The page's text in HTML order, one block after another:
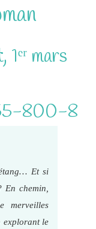
mars
800-8
Et si
chemin,
merveilles
explorant le